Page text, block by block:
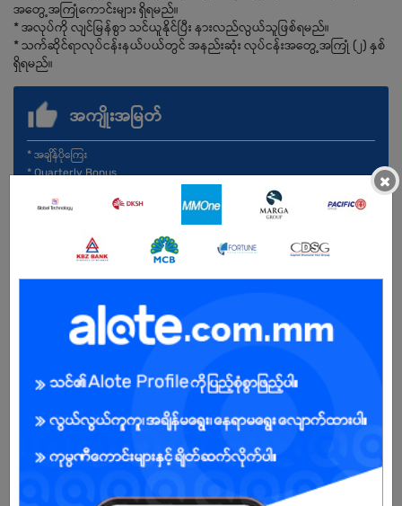
အတွေ့အကြုံကောင်းများ ရှိရမည်။
* အလုပ်ကို လျင်မြန်စွာ သင်ယူနိုင်ပြီး နားလည်လွယ်သူဖြစ်ရမည်။
* သက်ဆိုင်ရာလုပ်ငန်းနယ်ပယ်တွင် အနည်းဆုံး လုပ်ငန်းအတွေ့အကြုံ (၂) နှစ်
ရှိရမည်။
အကျိုးအမြတ်
* အချိန်ပိုကြေး
* Quarterly Bonus
အခွင့်အရေးရှိသူ : ကျား
×